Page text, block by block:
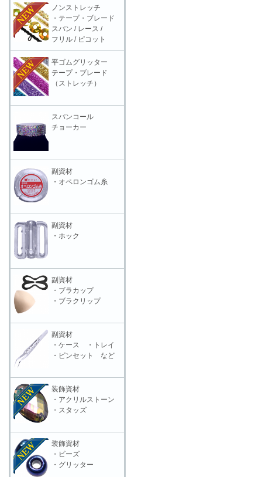
ノンストレッチ
・テープ・ブレード
スパン / レース /
フリル / ピコット
平ゴムグリッター
テープ・ブレード
（ストレッチ）
スパンコール
チョーカー
副資材
・オペロンゴム糸
副資材
・ホック
副資材
・ブラカップ
・ブラクリップ
副資材
・ケース ・トレイ
・ピンセット など
装飾資材
・アクリルストーン
・スタッズ
装飾資材
・ビーズ
・グリッター